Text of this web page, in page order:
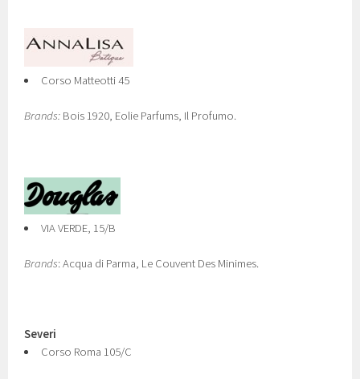
Corso Matteotti 45
Brands: Bois 1920, Eolie Parfums, Il Profumo.
VIA VERDE, 15/B
Brands: Acqua di Parma, Le Couvent Des Minimes.
Severi
Corso Roma 105/C